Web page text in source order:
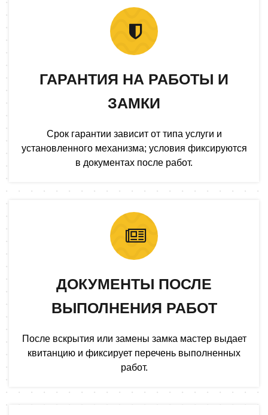
ГАРАНТИЯ НА РАБОТЫ И
ЗАМКИ
Срок гарантии зависит от типа услуги и
установленного механизма; условия фиксируются
в документах после работ.
ДОКУМЕНТЫ ПОСЛЕ
ВЫПОЛНЕНИЯ РАБОТ
После вскрытия или замены замка мастер выдает
квитанцию и фиксирует перечень выполненных
работ.